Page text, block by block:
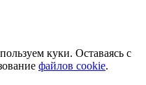
куки. Оставаясь с
файлов cookie.